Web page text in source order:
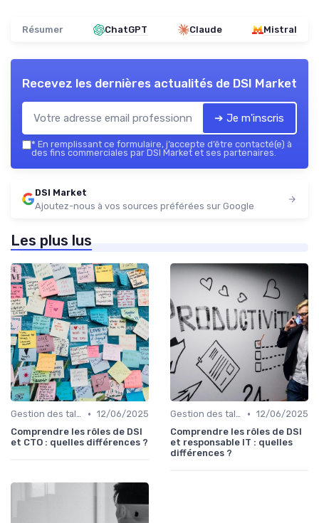
Résumer ChatGPT Claude Mistral
Recevez les dernières actualités de DSI Market
➔ Je m'inscris
* En remplissant ce formulaire, j’accepte d’être contacté(e) à
des fins commerciales par DSI Market et ses partenaires.
DSI Market
Ajoutez-nous à vos sources préférées sur Google
Les plus lus
Gestion des talents IT • 12/06/2025
Comprendre les rôles de DSI
et CTO : quelles différences ?
Gestion des talents IT • 12/06/2025
Comprendre les rôles de DSI
et responsable IT : quelles
différences ?